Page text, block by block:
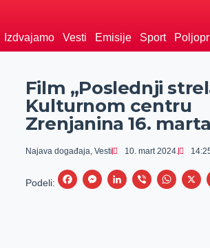
Izdvajamo Vesti Emisije Sport
Film „Poslednji
Kulturnom centru
Zrenjanina 16. marta
Najava događaja, Vesti 10. mart 2024.
Podeli:
F
M
L
V
W
X